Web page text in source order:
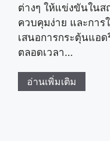
ต่างๆ ให้แข่งขันใน
ควบคุมง่าย และการ
เสนอการกระตุ้นแอ
ตลอดเวลา…
อ่านเพิ่มเติม